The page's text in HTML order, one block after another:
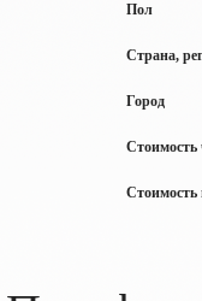
Пол
Страна,
Город
Стоимость
Стоимость